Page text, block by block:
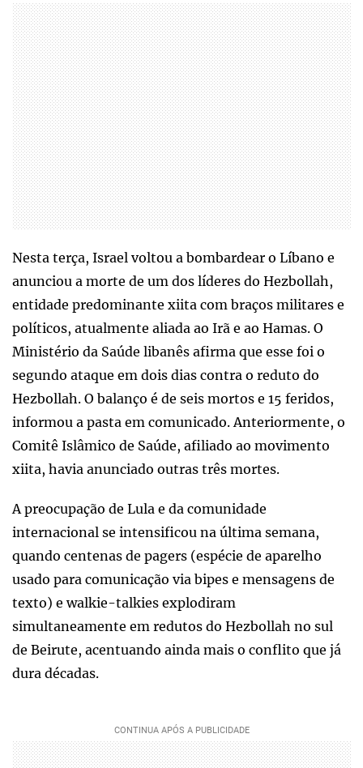
Nesta terça, Israel voltou a bombardear o Líbano e
anunciou a morte de um dos líderes do Hezbollah,
entidade predominante xiita com braços militares e
políticos, atualmente aliada ao Irã e ao Hamas. O
Ministério da Saúde libanês afirma que esse foi o
segundo ataque em dois dias contra o reduto do
Hezbollah. O balanço é de seis mortos e 15 feridos,
informou a pasta em comunicado. Anteriormente, o
Comitê Islâmico de Saúde, afiliado ao movimento
xiita, havia anunciado outras três mortes.
A preocupação de Lula e da comunidade
internacional se intensificou na última semana,
quando centenas de pagers (espécie de aparelho
usado para comunicação via bipes e mensagens de
texto) e walkie-talkies explodiram
simultaneamente em redutos do Hezbollah no sul
de Beirute, acentuando ainda mais o conflito que já
dura décadas.